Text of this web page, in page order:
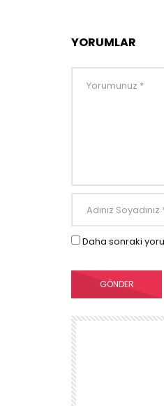
YORUMLAR
Daha sonraki